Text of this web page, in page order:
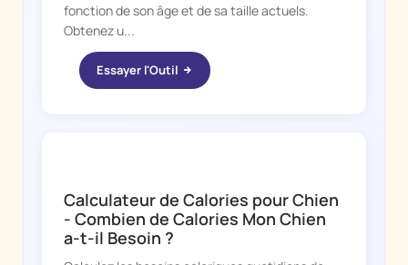
fonction de son âge et de sa taille actuels.
Obtenez u...
Essayer l'Outil
Calculateur de Calories pour Chien
- Combien de Calories Mon Chien
a-t-il Besoin ?